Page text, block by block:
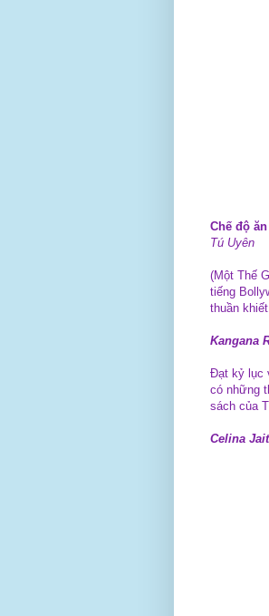
Chế độ
Tú Uyên
(Một Thế
tiếng
thuần khiết.
Kangana
Đạt kỷ lục
có những
sách của
Celina